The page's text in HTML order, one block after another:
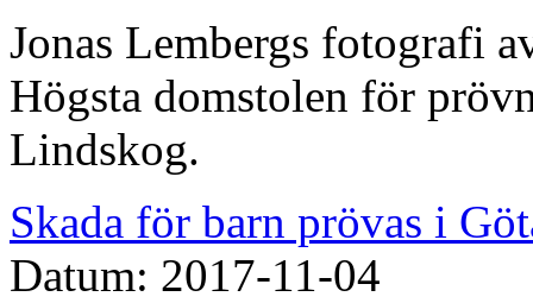
Jonas Lembergs fotografi
Högsta domstolen för
Lindskog.
Skada för barn prövas i
Datum: 2017-11-04